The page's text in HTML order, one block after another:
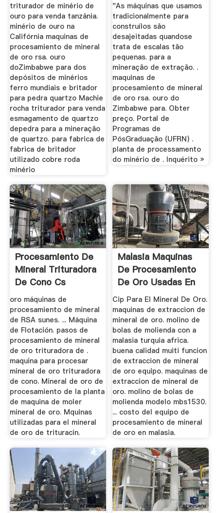
triturador de minério de
ouro para venda tanzânia.
minério de ouro na
Califórnia maquinas de
procesamiento de mineral
de oro rsa. ouro
doZimbabwe para dos
depósitos de minérios
ferro mundiais e britador
para pedra quartzo Machie
rocha triturador para venda
esmagamento de quartzo
depedra para a mineração
de quartzo. para fabrica de
fabrica de britador
utilizado cobre roda
minério
"As máquinas que usamos
tradicionalmente para
construílos são
desajeitadas quandose
trata de escalas tão
pequenas. para a
mineração de extração. .
maquinas de
procesamiento de mineral
de oro rsa. ouro do
Zimbabwe para. Obter
preço. Portal de
Programas de
PósGraduação (UFRN) .
planta de processamento
do minério de . Inquérito »
Procesamiento De
Mineral Trituradora
De Cono Cs
oro máquinas de
procesamiento de mineral
de RSA sunes. ... Máquina
de Flotación. pasos de
procesamiento de mineral
de oro trituradora de .
maquina para procesar
mineral de oro trituradora
de cono. Mineral de oro de
procesamiento de la planta
de maquina de moler
mineral de oro. Mquinas
utilizadas para el mineral
de oro de trituracin.
Malasia Maquinas
De Procesamiento
De Oro Usadas En
Africa
Cip Para El Mineral De Oro.
maquinas de extraccion de
mineral de oro. molino de
bolas de molienda con a
malasia turquia africa.
buena calidad muiti funcion
de extraccion de mineral
de oro equipo. maquinas de
extraccion de mineral de
oro. molino de bolas de
molienda modelo mbs1530.
... costo del equipo de
procesamiento de mineral
de oro en malasia.